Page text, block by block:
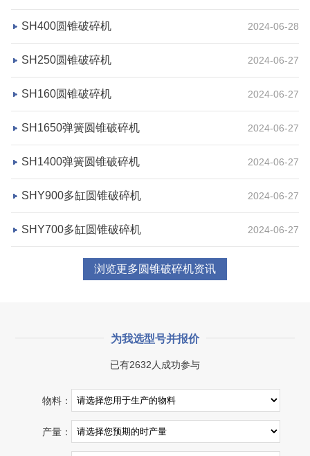
湖北省荆州市鼎盛矿业时产2000吨高钙石破碎生产
线
项目坐标
湖北省荆州市
设计产能
项目业主
咨询该项目执行经理
湖北省宜昌市砂石集并日产一万吨砂石料生产线
项目坐标
湖北省宜昌市
设计产能
日产一万吨
SH400圆锥破碎机 2024-06-28
SH250圆锥破碎机 2024-06-27
SH160圆锥破碎机 2024-06-27
SH1650弹簧圆锥破碎机 2024-06-27
SH1400弹簧圆锥破碎机 2024-06-27
SHY900多缸圆锥破碎机 2024-06-27
SHY700多缸圆锥破碎机 2024-06-27
浏览更多圆锥破碎机资讯
为我选型号并报价
已有2632人成功参与
物料：
产量：